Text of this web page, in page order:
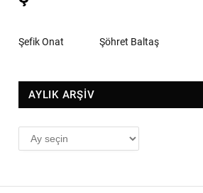
Şefik Onat Şöhret Baltaş
AYLIK ARŞİV
AYLIK
ARŞİV